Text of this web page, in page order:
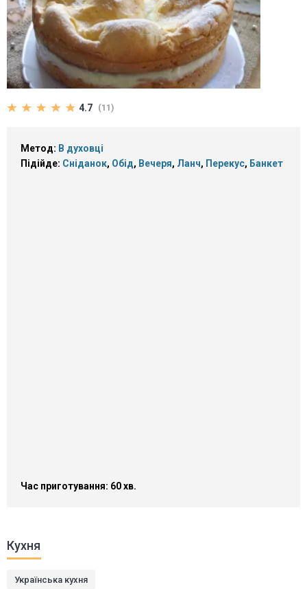
4.7 (11)
Метод: В духовці
Підійде: Сніданок, Обід, Вечеря, Ланч, Перекус, Банкет
Час приготування: 60 хв.
Кухня
Українська кухня